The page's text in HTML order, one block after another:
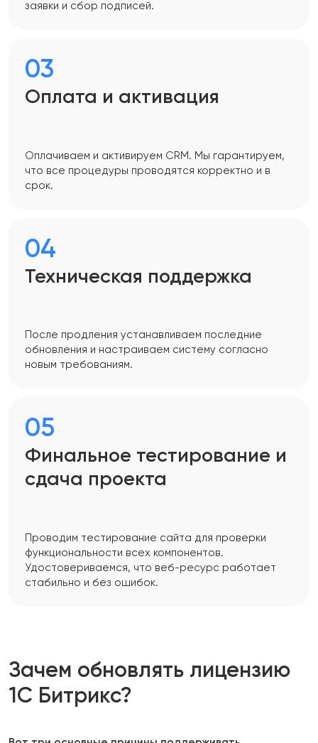
заявки и сбор подписей.
03
Оплата и активация
Оплачиваем и активируем CRM. Мы гарантируем,
что все процедуры проводятся корректно и в
срок.
04
Техническая поддержка
После продления устанавливаем последние
обновления и настраиваем систему согласно
новым требованиям.
05
Финальное тестирование и
сдача проекта
Проводим тестирование сайта для проверки
функциональности всех компонентов.
Удостовериваемся, что веб-ресурс работает
стабильно и без ошибок.
Зачем обновлять лицензию
1C Битрикс?